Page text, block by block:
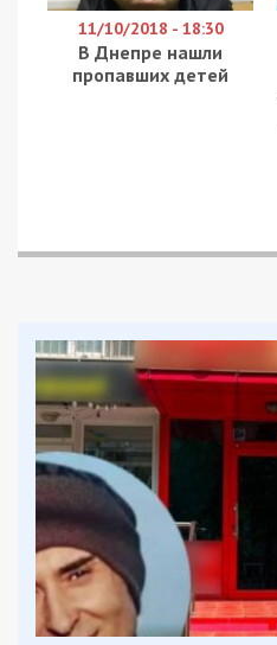
11/10/2018 - 18:30
В Днепре нашли
пропавших детей